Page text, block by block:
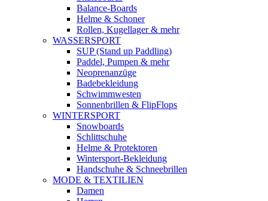
Balance-Boards
Helme & Schoner
Rollen, Kugellager & mehr
WASSERSPORT
SUP (Stand up Paddling)
Paddel, Pumpen & mehr
Neoprenanzüge
Badebekleidung
Schwimmwesten
Sonnenbrillen & FlipFlops
WINTERSPORT
Snowboards
Schlittschuhe
Helme & Protektoren
Wintersport-Bekleidung
Handschuhe & Schneebrillen
MODE & TEXTILIEN
Damen